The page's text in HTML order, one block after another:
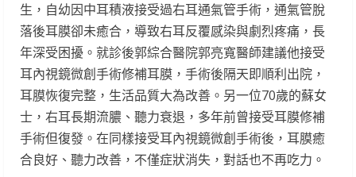
生，自幼因中耳積液接受過右耳通氣管手術，通氣管脫
落後耳膜卻未癒合，導致右耳反覆感染與劇烈疼痛，長
年深受困擾。就診後郭綜合醫院郭亮寬醫師建議他接受
耳內視鏡微創手術修補耳膜，手術後隔天即順利出院，
耳膜恢復完整，生活品質大為改善。另一位70歲的蘇女
士，右耳長期流膿、聽力衰退，多年前曾接受耳膜修補
手術但復發。在同樣接受耳內視鏡微創手術後，耳膜癒
合良好、聽力改善，不僅症狀消失，對話也不再吃力。